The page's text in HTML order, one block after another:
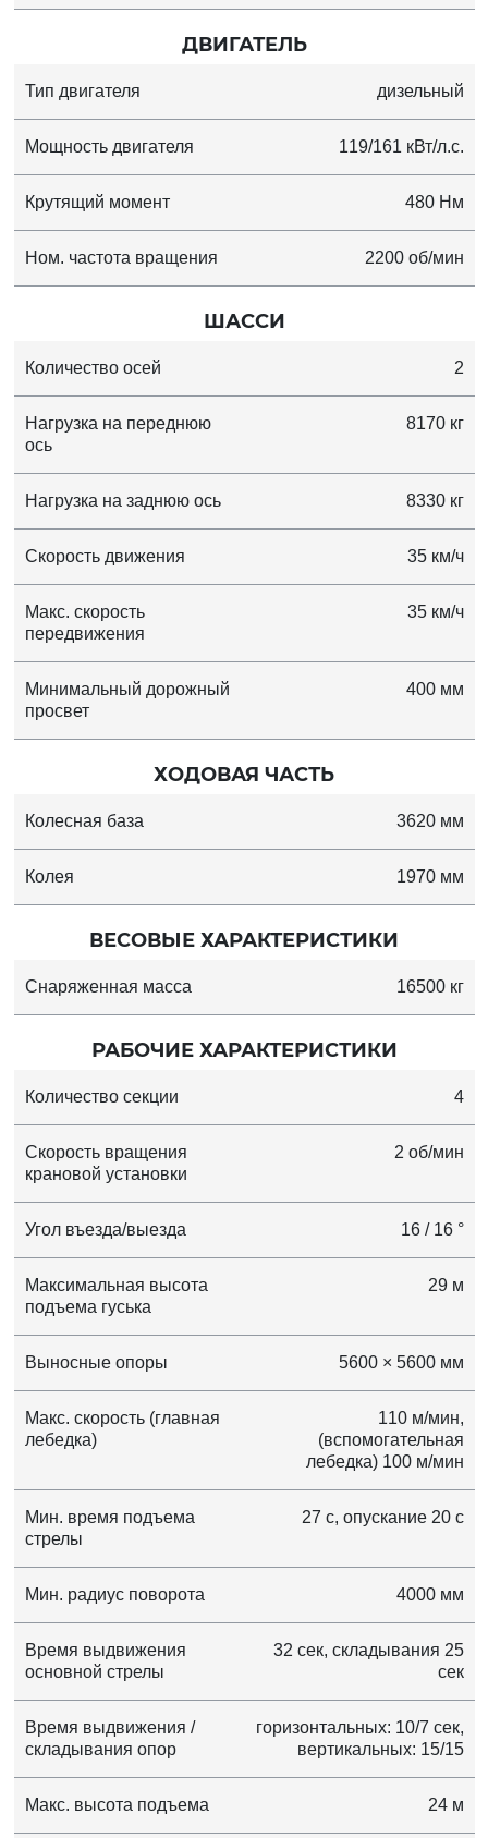
ДВИГАТЕЛЬ
Тип двигателя дизельный
Мощность двигателя 119/161 кВт/л.с.
Крутящий момент 480 Нм
Ном. частота вращения 2200 об/мин
ШАССИ
Количество осей 2
Нагрузка на переднюю
ось
8170 кг
Нагрузка на заднюю ось 8330 кг
Скорость движения 35 км/ч
Макс. скорость
передвижения
35 км/ч
Минимальный дорожный
просвет
400 мм
ХОДОВАЯ ЧАСТЬ
Колесная база 3620 мм
Колея 1970 мм
ВЕСОВЫЕ ХАРАКТЕРИСТИКИ
Снаряженная масса 16500 кг
РАБОЧИЕ ХАРАКТЕРИСТИКИ
Количество секции 4
Скорость вращения
крановой установки
2 об/мин
Угол въезда/выезда 16 / 16 °
Максимальная высота
подъема гуська
29 м
Выносные опоры 5600 × 5600 мм
Макс. скорость (главная
лебедка)
110 м/мин,
(вспомогательная
лебедка) 100 м/мин
Мин. время подъема
стрелы
27 с, опускание 20 с
Мин. радиус поворота 4000 мм
Время выдвижения
основной стрелы
32 сек, складывания 25
сек
Время выдвижения /
складывания опор
горизонтальных: 10/7 сек,
вертикальных: 15/15
Макс. высота подъема 24 м